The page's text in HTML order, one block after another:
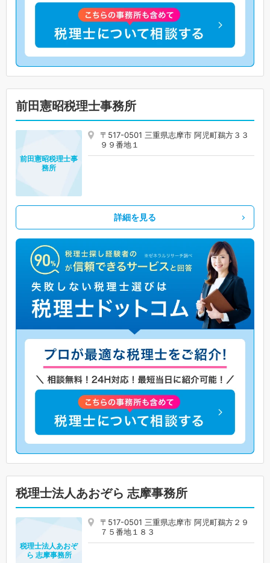
前田憲昭税理士事務所
〒517-0501 三重県志摩市 阿児町鵜方３３
９９番地１
前田憲昭税理士事
務所
詳細を見る
税理士法人あおぞら 志摩事務所
〒517-0501 三重県志摩市 阿児町鵜方２９
７５番地１８３
税理士法人あおぞ
ら 志摩事務所